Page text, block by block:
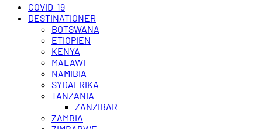
COVID-19
DESTINATIONER
BOTSWANA
ETIOPIEN
KENYA
MALAWI
NAMIBIA
SYDAFRIKA
TANZANIA
ZANZIBAR
ZAMBIA